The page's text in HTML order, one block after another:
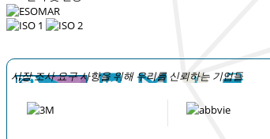
시장 조사 요구 사항을 위해 우리를 신뢰하는 기업들